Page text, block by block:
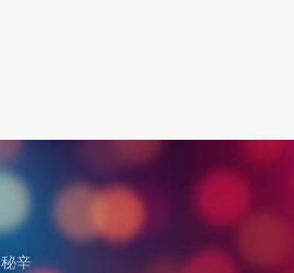
辛